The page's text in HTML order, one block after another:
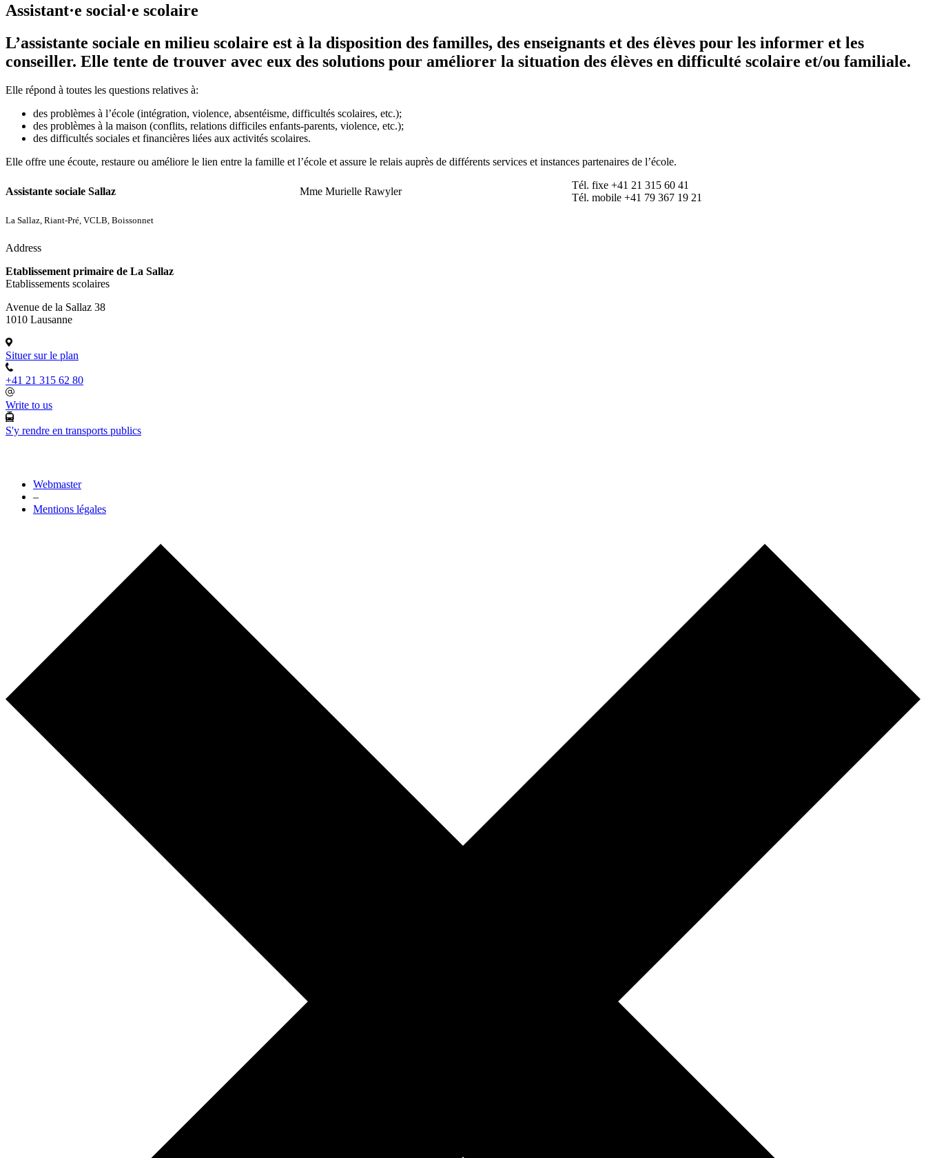
Assistant·e social·e scolaire
L’assistante sociale en milieu scolaire est à la disposition des familles, des enseignants et des élèves pour les informer et les
conseiller. Elle tente de trouver avec eux des solutions pour améliorer la situation des élèves en difficulté scolaire et/ou familiale.
Elle répond à toutes les questions relatives à:
des problèmes à l’école (intégration, violence, absentéisme, difficultés scolaires, etc.);
des problèmes à la maison (conflits, relations difficiles enfants-parents, violence, etc.);
des difficultés sociales et financières liées aux activités scolaires.
Elle offre une écoute, restaure ou améliore le lien entre la famille et l’école et assure le relais auprès de différents services et instances partenaires de l’école.
Assistante sociale Sallaz Mme Murielle Rawyler
Tél. fixe +41 21 315 60 41
Tél. mobile +41 79 367 19 21
La Sallaz, Riant-Pré, VCLB, Boissonnet
Address
Etablissement primaire de La Sallaz
Etablissements scolaires
Avenue de la Sallaz 38
1010 Lausanne
Situer sur le plan
+41 21 315 62 80
Write to us
S'y rendre en transports publics
Webmaster
–
Mentions légales